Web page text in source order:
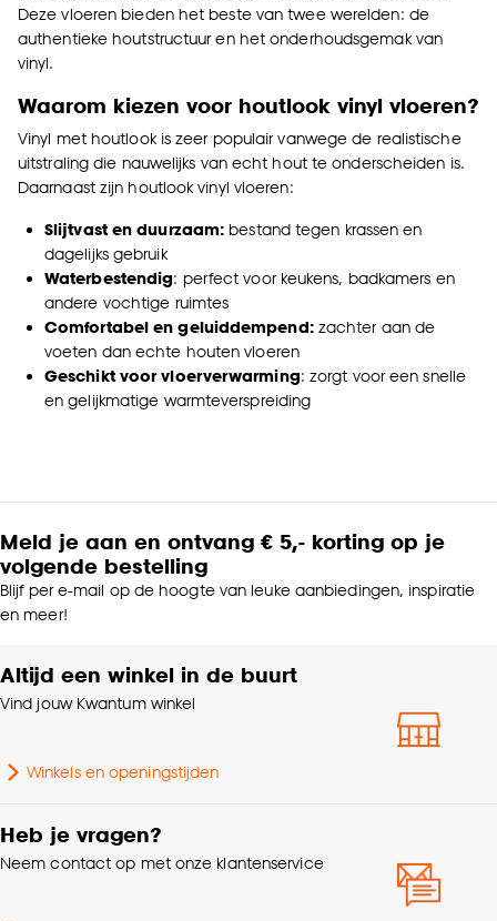
Deze vloeren bieden het beste van twee werelden: de
authentieke houtstructuur en het onderhoudsgemak van
vinyl.
Waarom kiezen voor houtlook vinyl vloeren?
Vinyl met houtlook is zeer populair vanwege de realistische
uitstraling die nauwelijks van echt hout te onderscheiden is.
Daarnaast zijn houtlook vinyl vloeren:
Slijtvast en duurzaam:bestand tegen krassen en
dagelijks gebruik
Waterbestendig: perfect voor keukens, badkamers en
andere vochtige ruimtes
Comfortabel en geluiddempend:zachter aan de
voeten dan echte houten vloeren
Geschikt voor vloerverwarming: zorgt voor een snelle
en gelijkmatige warmteverspreiding
Meld je aan en ontvang € 5,- korting op je
volgende bestelling
Blijf per e-mail op de hoogte van leuke aanbiedingen, inspiratie
en meer!
Altijd een winkel in de buurt
Vind jouw Kwantum winkel
Winkels en openingstijden
Heb je vragen?
Neem contact op met onze klantenservice